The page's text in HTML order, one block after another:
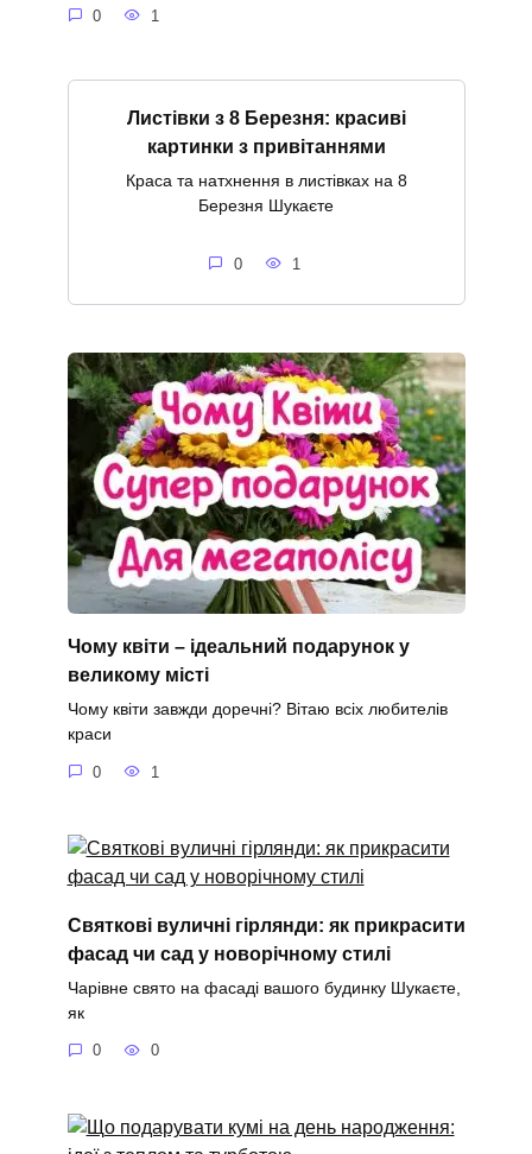
0 1
Листівки з 8 Березня: красиві
картинки з привітаннями
Краса та натхнення в листівках на 8
Березня Шукаєте
0 1
Чому квіти – ідеальний подарунок у
великому місті
Чому квіти завжди доречні? Вітаю всіх любителів
краси
0 1
Святкові вуличні гірлянди: як прикрасити
фасад чи сад у новорічному стилі
Чарівне свято на фасаді вашого будинку Шукаєте,
як
0 0